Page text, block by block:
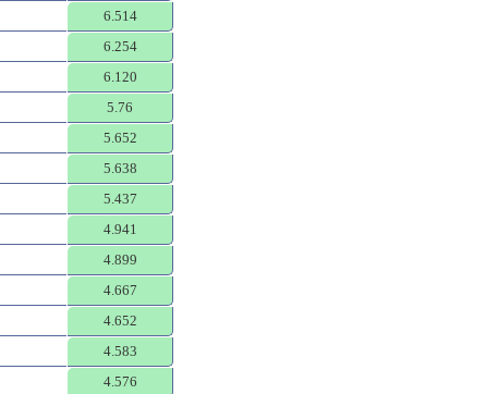
6.514
6.254
6.120
5.76
5.652
5.638
5.437
4.941
4.899
4.667
4.652
4.583
4.576